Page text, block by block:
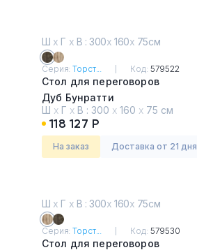
Ш х Г х В : 300х 160х 75см
Серия:Торст... Код: 579522
Стол для переговоров
Дуб Бунратти
Ш х Г х В : 300 х 160 х 75 см
118 127 Р
На заказ Доставка от 21 дня
Ш х Г х В : 300х 160х 75см
Серия:Торст... Код: 579530
Стол для переговоров